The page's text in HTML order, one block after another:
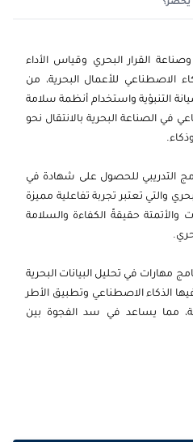
يحضر؟
القرار البحري وقياس الأداء
الاصطناعي للأعمال البحرية، من
التنبؤية واستخدام أنظمة سلامة
في الصناعة البحرية بالانتقال نحو
التدريبي للحصول على شهادة في
والتي تعتبر تجربة تفاعلية مميزة
حقيقةً الكفاءة والسلامة
مهارات في تحليل البيانات البحرية
الذكاء الاصطناعي وتطبيق الأطر
مما يساعد في سد الفجوة بين